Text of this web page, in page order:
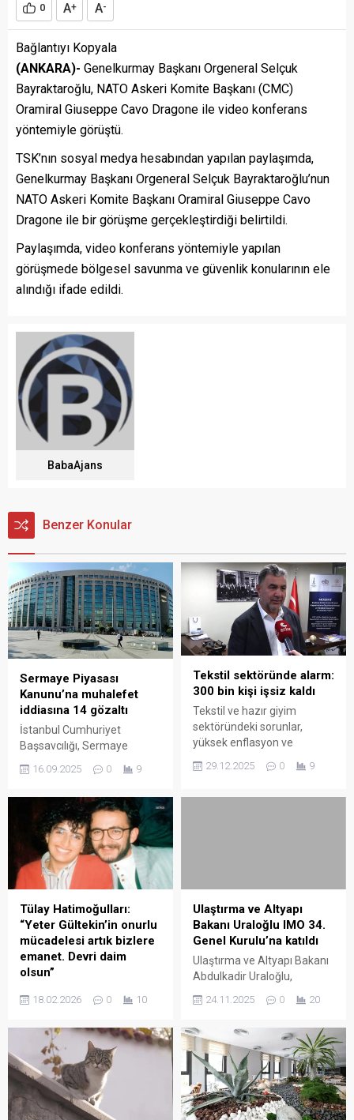
0 A+ A-
Bağlantıyı Kopyala
(ANKARA)- Genelkurmay Başkanı Orgeneral Selçuk
Bayraktaroğlu, NATO Askeri Komite Başkanı (CMC)
Oramiral Giuseppe Cavo Dragone ile video konferans
yöntemiyle görüştü.
TSK’nın sosyal medya hesabından yapılan paylaşımda,
Genelkurmay Başkanı Orgeneral Selçuk Bayraktaroğlu’nun
NATO Askeri Komite Başkanı Oramiral Giuseppe Cavo
Dragone ile bir görüşme gerçekleştirdiği belirtildi.
Paylaşımda, video konferans yöntemiyle yapılan
görüşmede bölgesel savunma ve güvenlik konularının ele
alındığı ifade edildi.
BabaAjans
Benzer Konular
Sermaye Piyasası
Kanunu’na muhalefet
iddiasına 14 gözaltı
İstanbul Cumhuriyet
Başsavcılığı, Sermaye
muhalefet iddiasıyla
hakkında işlem yapıldığını
açıkladı. Soruşturma
kapsamında 14 kişinin
gözaltına alındığı duyuruldu.
İstanbul Mali Şube ekipleri
bu sabah savcılığın talimatı
doğrultusunda 14 kişiyi
gözaltına aldı. Operasyona
ilişkin açıklamayı ise İstanbul
Cumhuriyet Başsavcılığı
yaptı. Açıklamada, Investco
Sermaye Piyasası
16.09.2025 0 9
Tekstil sektöründe alarm:
300 bin kişi işsiz kaldı
Tekstil ve hazır giyim
sektöründeki sorunlar,
yüksek enflasyon ve
nedeniyle 2025 yılında
2022’den bu yana süregelen
kapanışları, iflasları zaten...
29.12.2025 0 9
Tülay Hatimoğulları:
“Yeter Gültekin’in onurlu
mücadelesi artık bizlere
emanet. Devri daim
olsun”
DEM Parti Eş Genel Başkanı
Tülay Hatimoğulları,
Madımak’ın sönmeyen ateşi
ve Yeter Gültekin’in onurlu
mücadelesi artık bizlere
emanet. Devri daim olsun”
dedi. DEM Parti Eş Genel
18.02.2026 0 10
Ulaştırma ve Altyapı
Bakanı Uraloğlu IMO 34.
Genel Kurulu’na katıldı
Ulaştırma ve Altyapı Bakanı
Abdulkadir Uraloğlu,
Londra’da düzenlenen
Uluslararası Denizcilik
Kurulu’na katıldığını
duyurduğu mesajında
“Türkiye, IMO çerçevesinde
küresel çözümlere katkı
sunmayı sürdürecektir” dedi.
24.11.2025 0 20